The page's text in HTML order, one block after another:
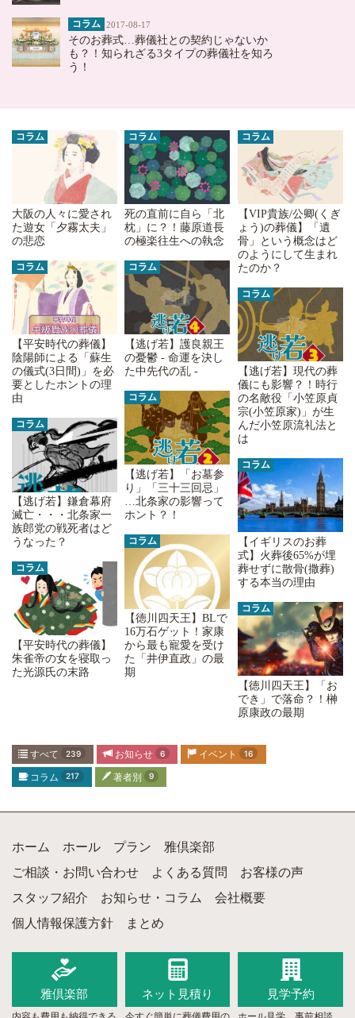
コラム 2017-08-17
そのお葬式…葬儀社との契約じゃないか
も？！知られざる3タイプの葬儀社を知ろ
う！
コラム
大阪の人々に愛され
た遊女「夕霧太夫」
の悲恋
コラム
死の直前に自ら「北
枕」に？！藤原道長
の極楽往生への執念
コラム
【VIP貴族/公卿(くぎ
ょう)の葬儀】「遺
骨」という概念はど
のようにして生まれ
たのか？
コラム
【平安時代の葬儀】
陰陽師による「蘇生
の儀式(3日間)」を必
要としたホントの理
由
コラム
【逃げ若】護良親王
の憂鬱 - 命運を決し
た中先代の乱 -
コラム
【逃げ若】現代の葬
儀にも影響？！時行
の名敵役「小笠原貞
宗(小笠原家)」が生
んだ小笠原流礼法と
は
コラム
【逃げ若】「お墓参
り」「三十三回忌」
…北条家の影響って
ホント？！
コラム
【逃げ若】鎌倉幕府
滅亡・・・北条家一
族郎党の戦死者はど
うなった？
コラム
【イギリスのお葬
式】火葬後65%が埋
葬せずに散骨(撒葬)
する本当の理由
コラム
【徳川四天王】BLで
16万石ゲット！家康
から最も寵愛を受け
た「井伊直政」の最
期
コラム
【平安時代の葬儀】
朱雀帝の女を寝取っ
た光源氏の末路
コラム
【徳川四天王】「お
でき」で落命？！榊
原康政の最期
すべて 239 お知らせ 6 イベント 16
コラム 217 著者別 9
ホーム ホール プラン
雅倶楽部
ご相談・お問い合わせ
よくある質問
お客様の声
スタッフ紹介
お知らせ・コラム
会社概要
個人情報保護方針
まとめ
雅倶楽部 ネット 見積り 見学予約